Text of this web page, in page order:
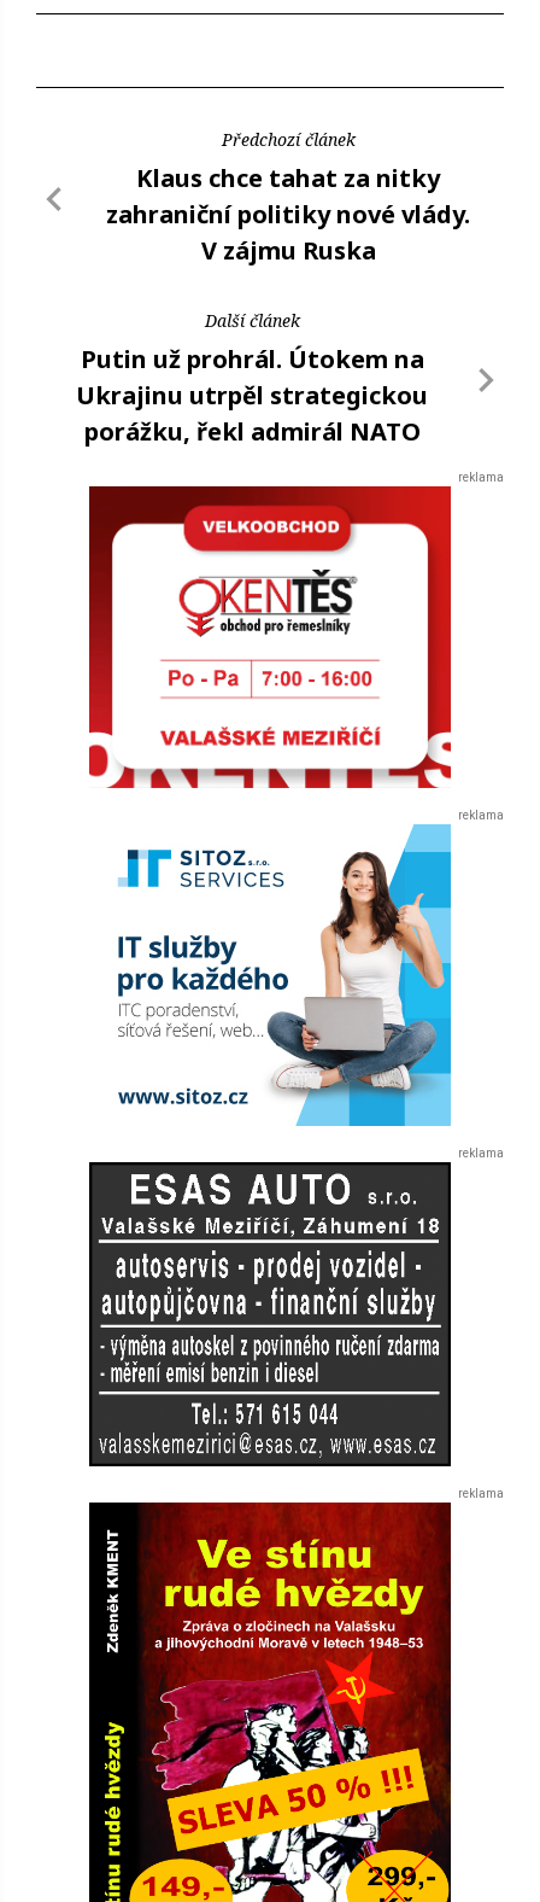
Předchozí článek
Klaus chce tahat za nitky
zahraniční politiky nové vlády.
V zájmu Ruska
Další článek
Putin už prohrál. Útokem na
Ukrajinu utrpěl strategickou
porážku, řekl admirál NATO